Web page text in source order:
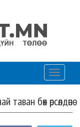
Toggle
бөх өрсөлдөнө